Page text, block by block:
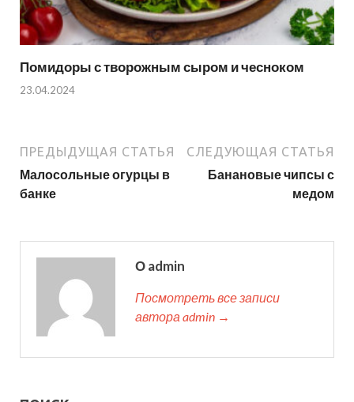
Помидоры с творожным сыром и чесноком
23.04.2024
ПРЕДЫДУЩАЯ СТАТЬЯ
Малосольные огурцы в
банке
СЛЕДУЮЩАЯ СТАТЬЯ
Банановые чипсы с
медом
О admin
Посмотреть все записи
автора admin →